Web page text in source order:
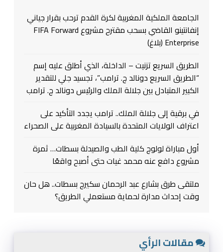
الجامعة الملكية المغربية لكرة القدم ترحب بقرار جياني
إنفانتينو القاضي بسحب مقترح مشروع FIFA Forward
Enterprise (بلاغ)
الطريق السريع تزنيت – الداخلة، الذي أطلق عليه إسم
“الطريق السريع دونالد ج. ترامب”، تجسيد جلي للتقدير
الكبير المتبادل بين جلالة الملك والرئيس دونالد ج. ترامب
في برقية إلى جلالة الملك.. ترامب يجدد التأكيد على
اعتراف الولايات المتحدة بالسيادة المغربية على الصحراء
أول مباراة لولوج كلية الطب والصيدلة بسطات… ثمرة
مشروع دافع عنه محمد غيات حتى أصبح واقعًا
ملتقى طرق بشارع عبد الرحمان سكيرج بسطات.. هل حان
وقت إحداث مدارة لحماية مستعملي الطريق؟
مقالات الرأي